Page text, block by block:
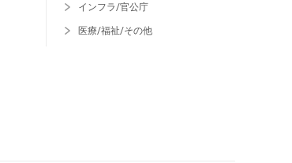
インフラ/官公庁
医療/福祉/その他